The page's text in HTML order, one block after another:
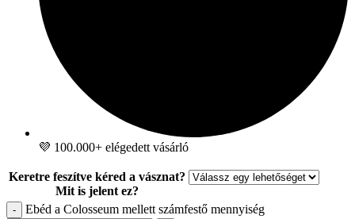
💜 100.000+ elégedett vásárló
Keretre feszítve kéred a vásznat?
Mit is jelent ez?
- Ebéd a Colosseum mellett számfestő mennyiség